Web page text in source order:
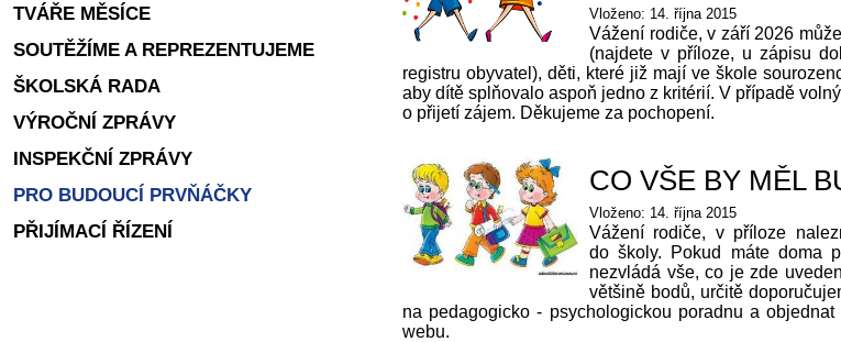
Vloženo: 14. října 2015
Vážení rodiče, v září 2026
(najdete v příloze, u zápisu
registru obyvatel), děti, které již mají ve škole
aby dítě splňovalo aspoň jedno z kritérií. V případě
o přijetí zájem. Děkujeme za pochopení.
CO VŠE BY MĚL
Vloženo: 14. října 2015
Vážení rodiče, v příloze
do školy. Pokud máte doma
nezvládá vše, co je zde
většině bodů, určitě
na pedagogicko - psychologickou poradnu a
webu.
TVÁŘE MĚSÍCE
SOUTĚŽÍME A REPREZENTUJEME
ŠKOLSKÁ RADA
VÝROČNÍ ZPRÁVY
INSPEKČNÍ ZPRÁVY
PRO BUDOUCÍ PRVŇÁČKY
PŘIJÍMACÍ ŘÍZENÍ